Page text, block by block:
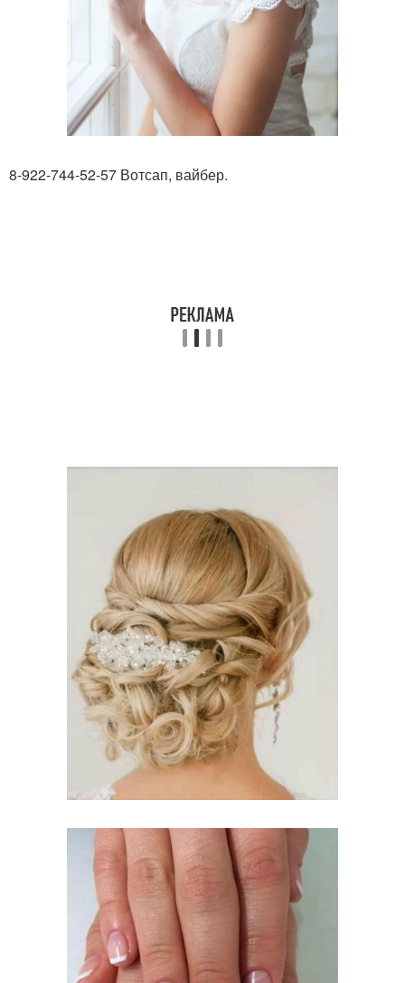
8-922-744-52-57 Вотсап, вайбер.